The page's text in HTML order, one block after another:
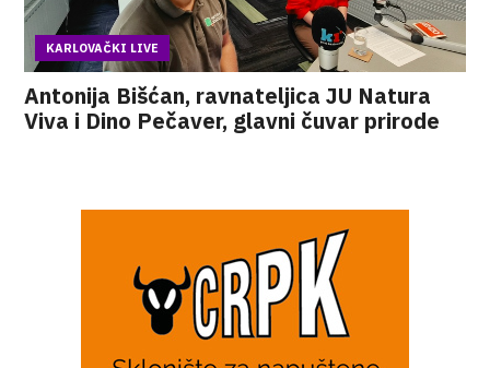
KARLOVAČKI LIVE
Antonija Bišćan, ravnateljica JU Natura
Viva i Dino Pečaver, glavni čuvar prirode